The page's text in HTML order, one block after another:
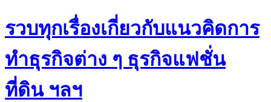
รวบทุกเรื่องเกี่ยวกับแนวคิดการ
ทำธุรกิจต่าง ๆ ธุรกิจแฟชั่น
ที่ดิน ฯลฯ